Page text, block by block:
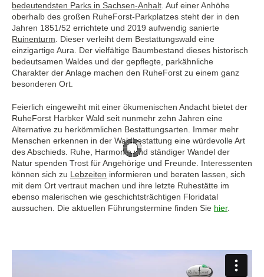
bedeutendsten Parks in Sachsen-Anhalt. Auf einer Anhöhe
oberhalb des großen RuheForst-Parkplatzes steht der in den
Jahren 1851/52 errichtete und 2019 aufwendig sanierte
Ruinenturm. Dieser verleiht dem Bestattungswald eine
einzigartige Aura. Der vielfältige Baumbestand dieses historisch
bedeutsamen Waldes und der gepflegte, parkähnliche
Charakter der Anlage machen den RuheForst zu einem ganz
besonderen Ort.
Feierlich eingeweiht mit einer ökumenischen Andacht bietet der
RuheForst Harbker Wald seit nunmehr zehn Jahren eine
Alternative zu herkömmlichen Bestattungsarten. Immer mehr
Menschen erkennen in der Waldbestattung eine würdevolle Art
des Abschieds. Ruhe, Harmonie und ständiger Wandel der
Natur spenden Trost für Angehörige und Freunde. Interessenten
können sich zu Lebzeiten informieren und beraten lassen, sich
mit dem Ort vertraut machen und ihre letzte Ruhestätte im
ebenso malerischen wie geschichtsträchtigen Floridatal
aussuchen. Die aktuellen Führungstermine finden Sie hier.